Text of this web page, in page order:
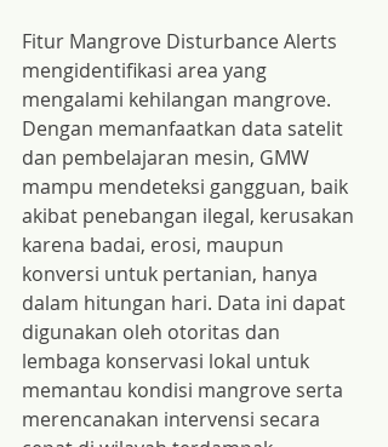
Fitur Mangrove Disturbance Alerts
mengidentifikasi area yang
mengalami kehilangan mangrove.
Dengan memanfaatkan data satelit
dan pembelajaran mesin, GMW
mampu mendeteksi gangguan, baik
akibat penebangan ilegal, kerusakan
karena badai, erosi, maupun
konversi untuk pertanian, hanya
dalam hitungan hari. Data ini dapat
digunakan oleh otoritas dan
lembaga konservasi lokal untuk
memantau kondisi mangrove serta
merencanakan intervensi secara